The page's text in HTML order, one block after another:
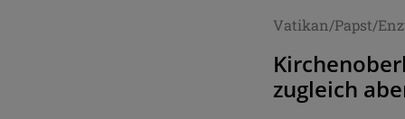
Vatikan/Papst/
zugleich